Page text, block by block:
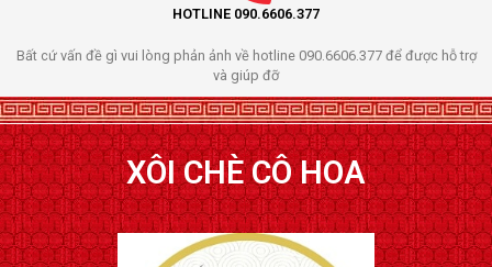
HOTLINE 090.6606.377
Bất cứ vấn đề gì vui lòng phản ảnh về hotline 090.6606.377 để được hỗ trợ
và giúp đỡ
XÔI CHÈ CÔ HOA